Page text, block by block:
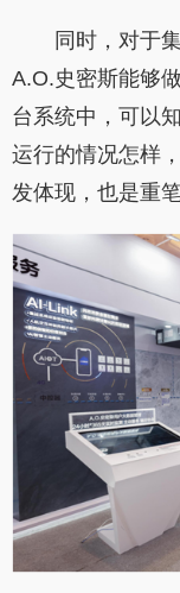
同时，对于
A.O.史密斯能够
台系统中，可以
运行的情况怎样
发体现，也是重